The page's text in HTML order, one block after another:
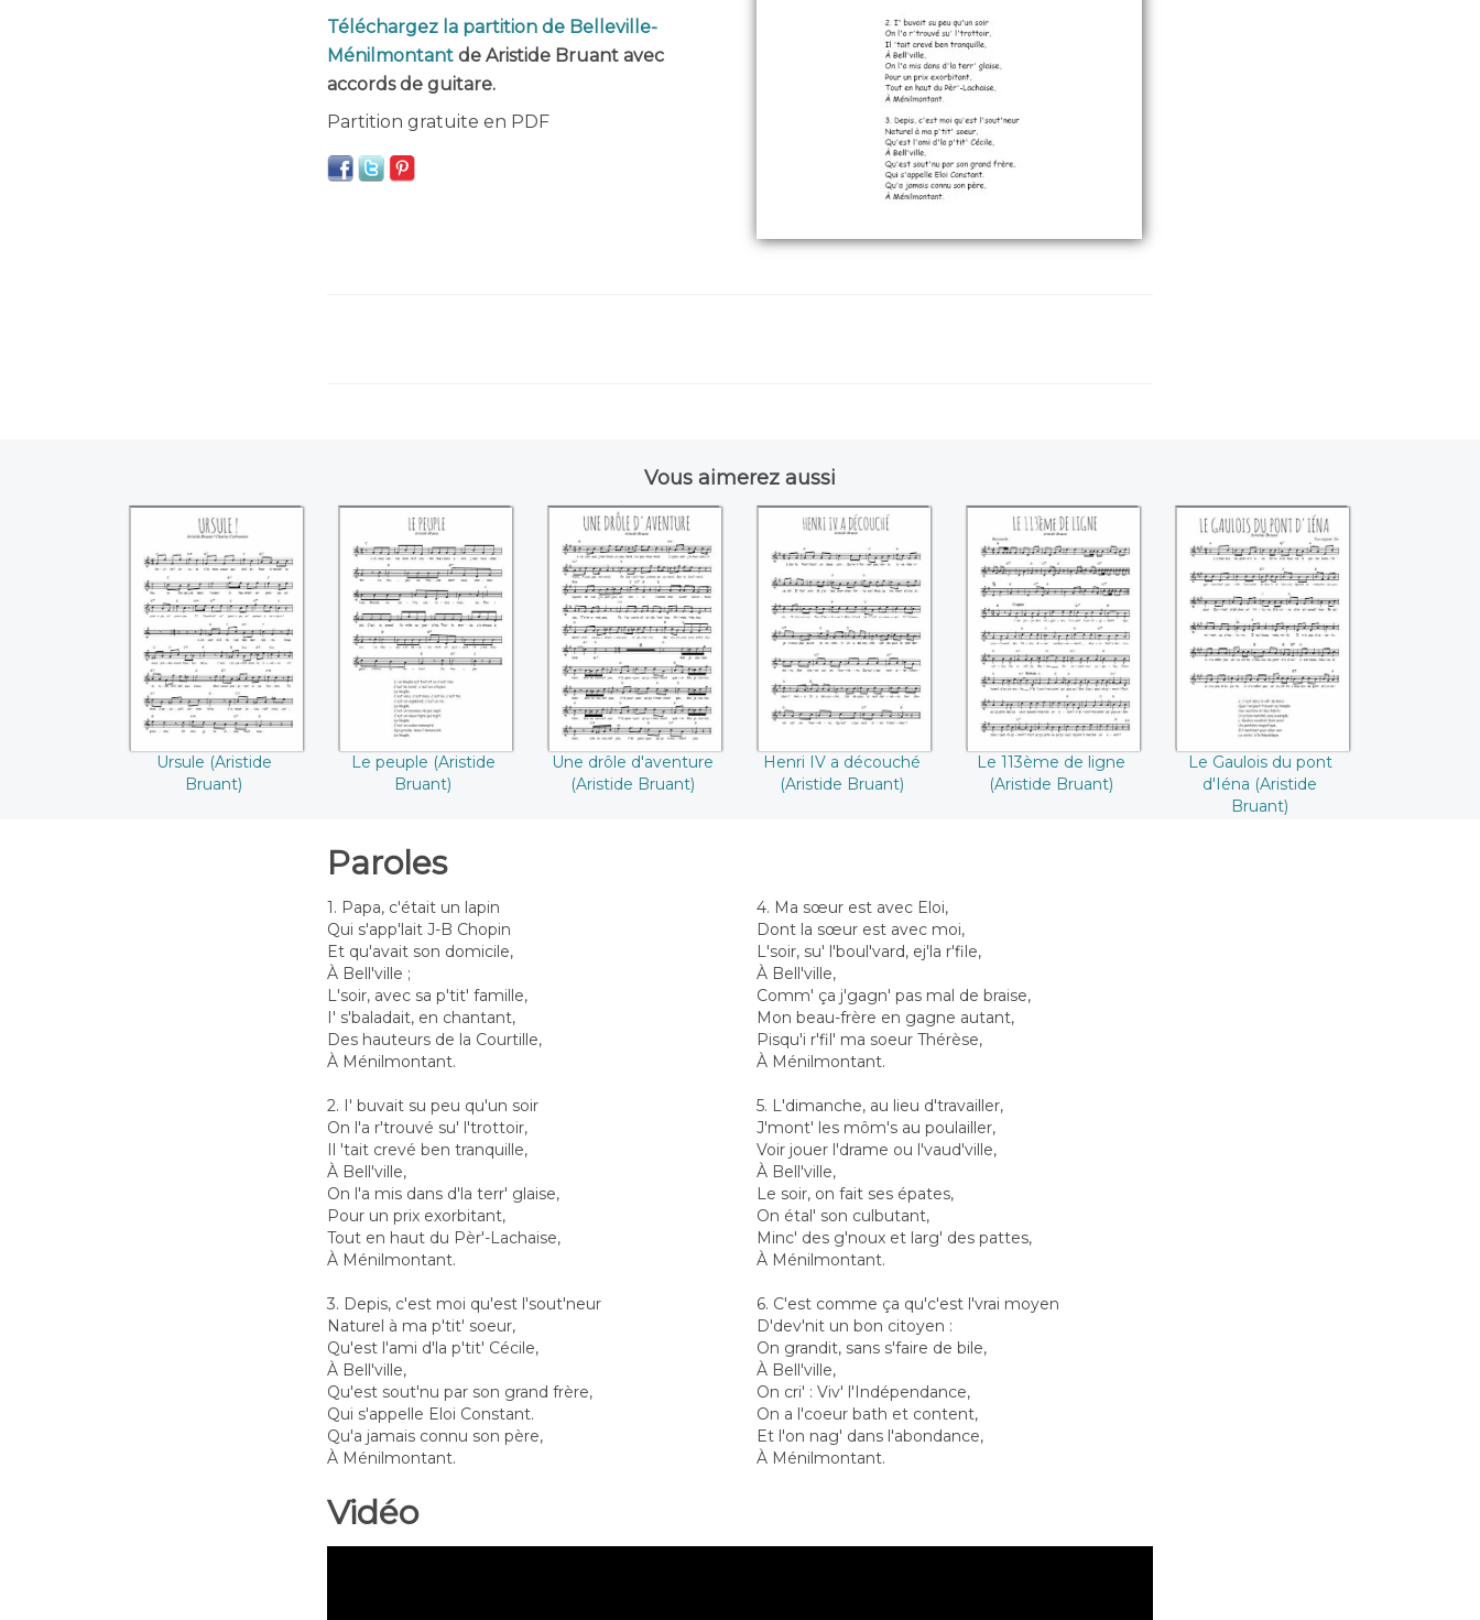
Téléchargez la partition de Belleville-
Ménilmontant de Aristide Bruant avec
accords de guitare.
Partition gratuite en PDF
Vous aimerez aussi
Ursule ((Aristide
Bruant))
Ursule (Aristide
Bruant)
Le peuple ((Aristide
Bruant))
Le peuple (Aristide
Bruant)
Une drôle
d'aventure
((Aristide Bruant))
Une drôle d'aventure
(Aristide Bruant)
Henri IV a
découché ((Aristide
Bruant))
Henri IV a découché
(Aristide Bruant)
Le 113ème de ligne
((Aristide Bruant))
Le 113ème de ligne
(Aristide Bruant)
Le Gaulois du pont
d'Iéna ((Aristide
Bruant))
Le Gaulois du pont
d'Iéna (Aristide
Bruant)
Paroles
1. Papa, c'était un lapin
Qui s'app'lait J-B Chopin
Et qu'avait son domicile,
À Bell'ville ;
L'soir, avec sa p'tit' famille,
I' s'baladait, en chantant,
Des hauteurs de la Courtille,
À Ménilmontant.
2. I' buvait su peu qu'un soir
On l'a r'trouvé su' l'trottoir,
Il 'tait crevé ben tranquille,
À Bell'ville,
On l'a mis dans d'la terr' glaise,
Pour un prix exorbitant,
Tout en haut du Pèr'-Lachaise,
À Ménilmontant.
3. Depis, c'est moi qu'est l'sout'neur
Naturel à ma p'tit' soeur,
Qu'est l'ami d'la p'tit' Cécile,
À Bell'ville,
Qu'est sout'nu par son grand frère,
Qui s'appelle Eloi Constant.
Qu'a jamais connu son père,
À Ménilmontant.
4. Ma sœur est avec Eloi,
Dont la sœur est avec moi,
L'soir, su' l'boul'vard, ej'la r'file,
À Bell'ville,
Comm' ça j'gagn' pas mal de braise,
Mon beau-frère en gagne autant,
Pisqu'i r'fil' ma soeur Thérèse,
À Ménilmontant.
5. L'dimanche, au lieu d'travailler,
J'mont' les môm's au poulailler,
Voir jouer l'drame ou l'vaud'ville,
À Bell'ville,
Le soir, on fait ses épates,
On étal' son culbutant,
Minc' des g'noux et larg' des pattes,
À Ménilmontant.
6. C'est comme ça qu'c'est l'vrai moyen
D'dev'nit un bon citoyen :
On grandit, sans s'faire de bile,
À Bell'ville,
On cri' : Viv' l'Indépendance,
On a l'coeur bath et content,
Et l'on nag' dans l'abondance,
À Ménilmontant.
Vidéo